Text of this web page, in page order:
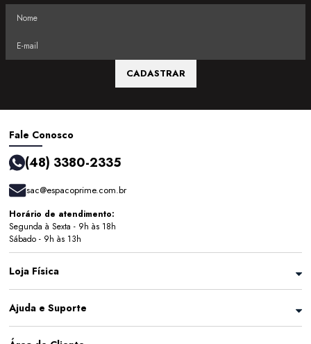
CADASTRAR
Fale Conosco
(48) 3380-2335
sac@espacoprime.com.br
Horário de atendimento:
Segunda à Sexta - 9h às 18h
Sábado - 9h às 13h
Loja Física
Ajuda e Suporte